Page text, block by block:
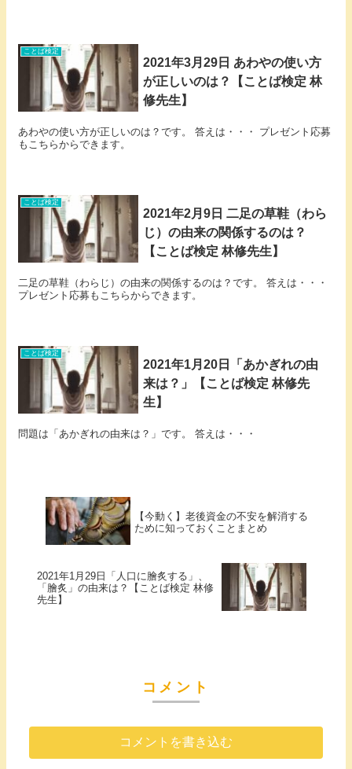
ことば検定
2021年3月29日 あわやの使い方
が正しいのは？【ことば検定 林
修先生】
あわやの使い方が正しいのは？です。 答えは・・・ プレゼント応募
もこちらからできます。
ことば検定
2021年2月9日 二足の草鞋（わら
じ）の由来の関係するのは？
【ことば検定 林修先生】
二足の草鞋（わらじ）の由来の関係するのは？です。 答えは・・・
プレゼント応募もこちらからできます。
ことば検定
2021年1月20日「あかぎれの由
来は？」【ことば検定 林修先
生】
問題は「あかぎれの由来は？」です。 答えは・・・
【今動く】老後資金の不安を解消する
ために知っておくことまとめ
2021年1月29日「人口に膾炙する」、
「膾炙」の由来は？【ことば検定 林修
先生】
コメント
コメントを書き込む